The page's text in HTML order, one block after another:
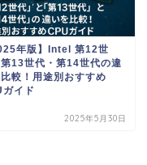
年版】Intel 第12世
13世代・第14世代の違
較！用途別おすすめ
イド
2025年5月30日